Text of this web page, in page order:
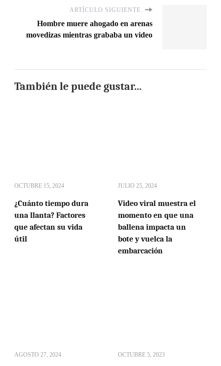
ARTÍCULO SIGUIENTE
Hombre muere ahogado en arenas
movedizas mientras grababa un video
También le puede gustar...
OCTUBRE 15, 2024
¿Cuánto tiempo dura
una llanta? Factores
que afectan su vida
útil
JULIO 25, 2024
Video viral muestra el
momento en que una
ballena impacta un
bote y vuelca la
embarcación
AGOSTO 27, 2024 OCTUBRE 5, 2023